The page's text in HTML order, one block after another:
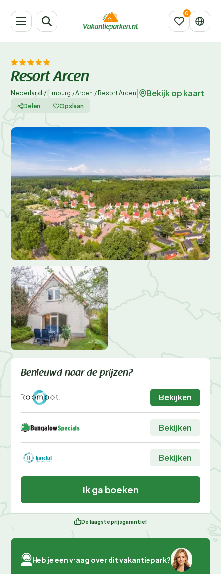
Resort Arcen
Nederland / Limburg /Arcen / Resort Arcen Bekijk op kaart
Delen Opslaan
Benieuwd naar de prijzen?
Bekijken
Bekijken
Bekijken
Ik ga boeken
De laagste prijsgarantie!
Heb je een vraag over dit vakantiepark?